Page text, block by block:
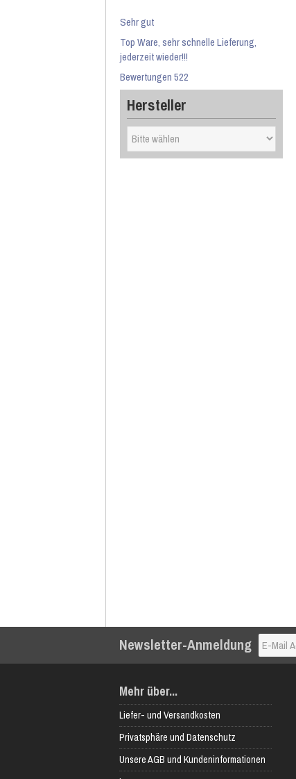
Sehr gut
Top Ware, sehr schnelle Lieferung,
jederzeit wieder!!!
Bewertungen 522
Hersteller
Newsletter-Anmeldung
Mehr über...
Liefer- und Versandkosten
Privatsphäre und Datenschutz
Unsere AGB und Kundeninformationen